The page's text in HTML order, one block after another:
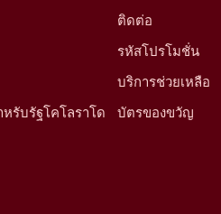
รับรัฐโคโลราโด
ติดต่อ
รหัสโปรโมชั่น
บริการช่วยเหลือ
บัตรของขวัญ